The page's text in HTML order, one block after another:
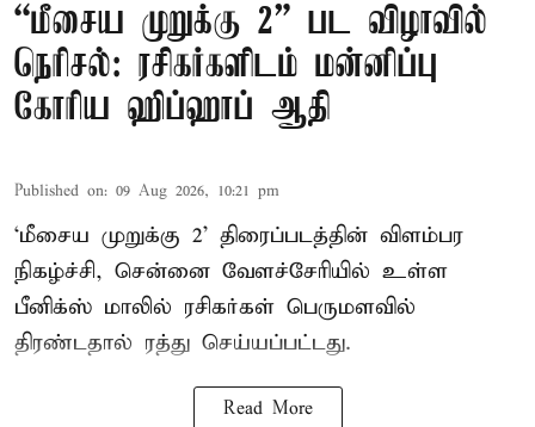
“மீசைய முறுக்கு 2” பட விழாவில்
நெரிசல்: ரசிகர்களிடம் மன்னிப்பு
கோரிய ஹிப்ஹாப் ஆதி
Published on: 09 Aug 2026, 10:21 pm
‘மீசைய முறுக்கு 2’ திரைப்படத்தின் விளம்பர
நிகழ்ச்சி, சென்னை வேளச்சேரியில் உள்ள
பீனிக்ஸ் மாலில் ரசிகர்கள் பெருமளவில்
திரண்டதால் ரத்து செய்யப்பட்டது.
Read More